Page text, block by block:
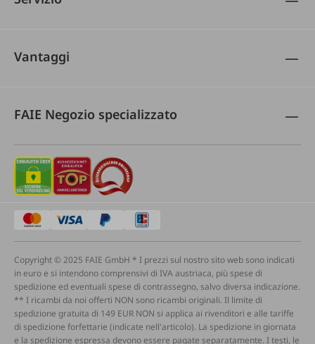
Vantaggi
FAIE Negozio specializzato
Copyright © 2025 FAIE GmbH * I prezzi sul nostro sito web sono indicati
in euro e si intendono comprensivi di IVA austriaca, più spese di
spedizione ed eventuali spese di contrassegno, salvo diversa indicazione.
** I ricambi da noi offerti NON sono ricambi originali. Il limite di
spedizione gratuita di 149 EUR NON si applica ai rivenditori e alle tariffe
di spedizione forfettarie (indicate nell'articolo). La spedizione in giornata
e la spedizione espressa devono essere pagate separatamente. I testi, le